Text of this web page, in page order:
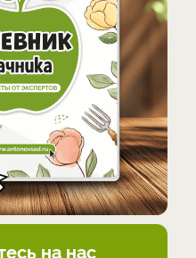
на нас